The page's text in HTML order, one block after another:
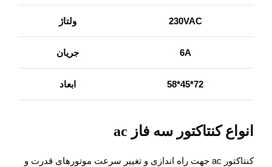
230VAC ولتاژ
6A جریان
72*
45
*58 ابعاد
انواع کنتاکتور سه فاز ac
کنتاکتور ac جهت راه اندازی و تغییر سرعت موتورهای قدرت و